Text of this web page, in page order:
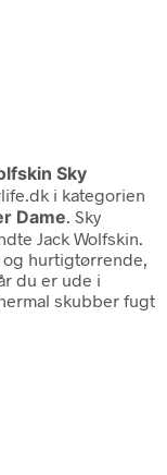
Sky
i kategorien
Dame. Sky
Jack Wolfskin.
hurtigtørrende,
du er ude i
skubber fugt